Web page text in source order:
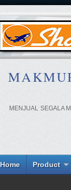
MENJUAL SEGALA
Home Product